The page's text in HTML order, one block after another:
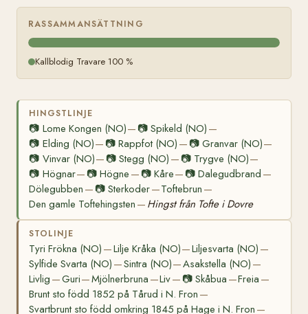
RASSAMMANSÄTTNING
Kallblodig Travare 100 %
HINGSTLINJE
📷 Lome Kongen (NO)— 📷Spikeld (NO) —
📷 Elding (NO)— 📷Rappfot (NO) — 📷 Granvar (NO)—
📷 Vinvar (NO)— 📷Stegg (NO) — 📷 Trygve (NO)—
📷 Högnar— 📷Högne — 📷 Kåre— 📷 Dalegudbrand —
Dölegubben — 📷Sterkoder—Toftebrun —
Den gamle Toftehingsten — Hingst från Tofte i Dovre
STOLINJE
Tyri Frökna (NO) —Lilje Kråka (NO)—Liljesvarta (NO) —
Sylfide Svarta (NO) —Sintra (NO)—Asakstella (NO) —
Livlig —Guri—Mjölnerbruna —Liv— 📷Skåbua —Freia —
Brunt sto född 1852 på Tårud i N. Fron —
Svartbrunt sto född omkring 1845 på Hage i N. Fron —